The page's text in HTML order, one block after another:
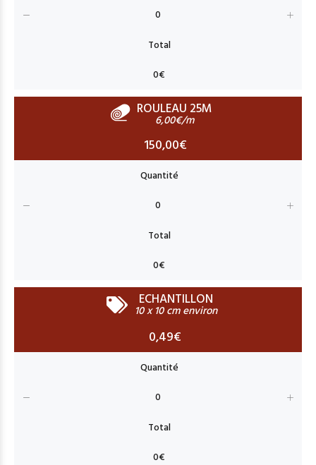
ROULEAU 25M
6,00€/m
150,00€
ECHANTILLON
10 x 10 cm environ
0,49€